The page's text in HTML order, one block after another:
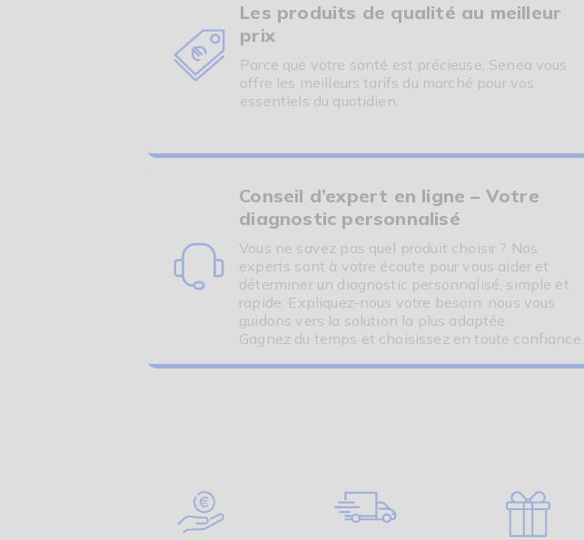
Les produits de qualité au meilleur
prix
Parce que votre santé est précieuse, Senea vous
offre les meilleurs tarifs du marché pour vos
essentiels du quotidien.
Conseil d’expert en ligne – Votre
diagnostic personnalisé
Vous ne savez pas quel produit choisir ? Nos
experts sont à votre écoute pour vous aider et
déterminer un diagnostic personnalisé, simple et
rapide. Expliquez-nous votre besoin, nous vous
guidons vers la solution la plus adaptée.
Gagnez du temps et choisissez en toute confiance.